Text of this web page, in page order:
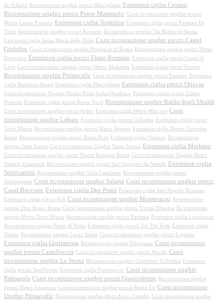
de Schiavi
Ricostruzione unghie prezzi Marcigliana Extension ciglia Cesano
Ricostruzione unghie prezzi Ponte Mammolo Corsi ricostruzione unghie prezzi
Metro Castro Pretorio Extension ciglia Torresina
Extension ciglia prezzi Fontana Di
Trevi
Ricostruzione unghie prezzi Roviano
Ricostruzione unghie Via Barberini Roma
Extension ciglia Santa Maria delle Mole Corsi ricostruzione unghie prezzi Castel
Giubileo Corsi ricostruzione unghie Provincie di Roma
Ricostruzione unghie prezzi Metro
Finocchio Extension ciglia prezzi Fiano Romano
Extension ciglia prezzi Castel di
Leva Corsi ricostruzione unghie prezzi Metro Malatesta Extension ciglia prezzi Focene
Ricostruzione unghie Primavalle Corsi ricostruzione unghie prezzi Pantano
Extension
ciglia Barberini Roma
Extension ciglia Marcigliana Extension ciglia prezzi Ottavia
Corsi ricostruzione Unghie Medro Porta furba Quadraro
Extension ciglia prezzi Castro
Pretorio
Extension ciglia prezzi Roma Nord Ricostruzione unghie Baldo degli Ubaldi
Corsi ricostruzione unghie prezzi Ardea Extension ciglia Metro Marconi Corsi
ricostruzione unghie Labaro
Extension ciglia prezzi Collatina
Extension ciglia prezzi
Torre Maura
Ricostruzione unghie prezzi Metro Spagna
Extension ciglia Monte Cervialto
Roma
Ricostruzione unghie prezzi Roma Prati Extension ciglia Nettuno
Ricostruzione
unghie Ostia Antica Corsi ricostruzione Unghie Santa Serena Extension ciglia Morlupo
Corsi ricostruzione unghie prezzi Piazza Bologna Roma Corsi ricostruzione Unghie Metro
Vittorio Emanuele
Ricostruzione unghie prezzi San Gregorio da Sassola Extension ciglia
Settecamini
Ricostruzione unghie Valle Castilione
Ricostruzione unghie prezzi
Torrimpietra Corsi ricostruzione unghie Salaria Corsi ricostruzione unghie prezzi
Casal Boccone Extension ciglia Due Ponti
Extension ciglia Sant'Angelo Romano
Extension ciglia prezzi Poli Corsi ricostruzione unghie Montesacro
Ricostruzione
unghie Don Bosco Roma Corsi ricostruzione unghie prezzi Torrita Tiberina
Ricostruzione
unghie Metro Torre Maura
Ricostruzione unghie prezzi Pantano
Extension ciglia Lunghezza
Ricostruzione unghie Ponte di Nona
Extension ciglia prezzi Tor Tre Teste
Extension ciglia
Vitinia
Ricostruzione unghie Lucio Sestio Corsi ricostruzione unghie prezzi Lepanto
Extension ciglia Grottarossa Ricostruzione unghie Filacciano Corsi ricostruzione
unghie prezzi Camilluccia Corsi ricostruzione unghie prezzi Percile Corsi
ricostruzione unghie La Storta
Ricostruzione unghie Cristoforo Colombo
Extension
ciglia prezzi Sant'Oreste
Extension ciglia Portonaccio Corsi ricostruzione unghie
Palmarola Corsi ricostruzione unghie prezzi Gianicolense
Ricostruzione unghie
prezzi Metro Anagnina Corsi ricostruzione unghie prezzi Roma Est Corsi ricostruzione
Unghie Primavalle
Ricostruzione unghie Metri Furio Camillo Corsi ricostruzione unghie